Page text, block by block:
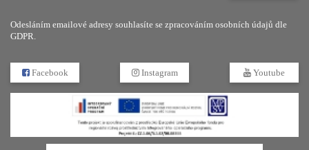
Odesláním emailové adresy souhlasíte se zpracováním osobních údajů dle
GDPR.
Facebook Instagram Youtube